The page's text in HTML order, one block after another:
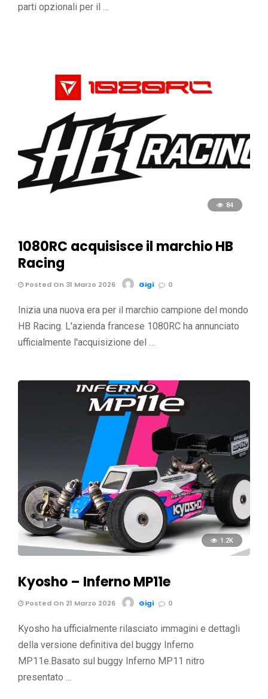
parti opzionali per il …
84
1080RC acquisisce il marchio HB
Racing
Posted On 31 Marzo 2026 Gigi 0
Inizia una nuova era per il marchio campione del mondo
HB Racing. L'azienda francese 1080RC ha annunciato
ufficialmente l'acquisizione del …
1.2K
Kyosho – Inferno MP11e
Posted On 21 Marzo 2026 Gigi 0
Kyosho ha ufficialmente rilasciato immagini e dettagli
della versione definitiva del buggy Inferno
MP11e.Basato sul buggy Inferno MP11 nitro
presentato …